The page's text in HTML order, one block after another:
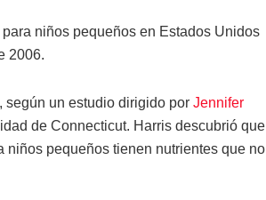
niños pequeños en Estados Unidos
2006.
según un estudio dirigido por Jennifer
de Connecticut. Harris descubrió que
niños pequeños tienen nutrientes que no